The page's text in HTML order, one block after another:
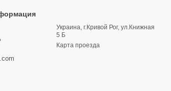
Украина, г.Кривой Рог, ул.Книжная
5 Б
Карта проезда